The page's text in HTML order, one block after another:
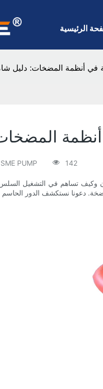
الرئيسية
في أنظمة المضخات: دليل
أنظمة
PUMP 142
وكيف تساهم في التشغيل